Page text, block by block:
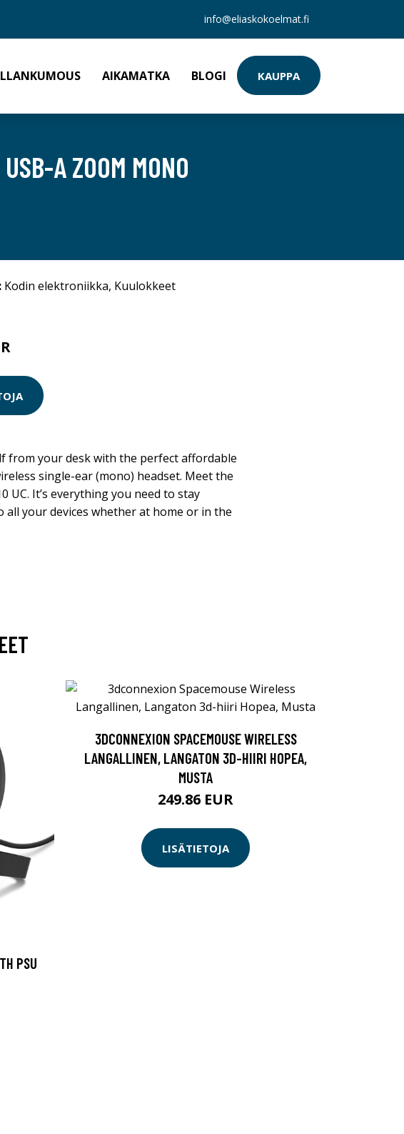
info@eliaskokoelmat.fi
AIKAMATKA BLOGI KAUPPA
A ZOOM MONO
Kodin elektroniikka, Kuulokkeet
from your desk with the perfect affordable
single-ear (mono) headset. Meet the
UC. It’s everything you need to stay
all your devices whether at home or in the
PSU
3DCONNEXION SPACEMOUSE WIRELESS
LANGALLINEN, LANGATON 3D-HIIRI HOPEA,
MUSTA
249.86 EUR
LISÄTIETOJA